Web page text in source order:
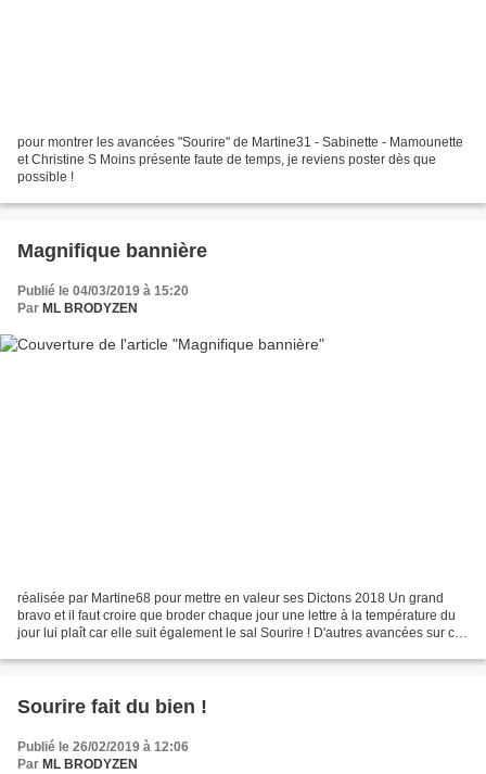
pour montrer les avancées "Sourire" de Martine31 - Sabinette - Mamounette
et Christine S Moins présente faute de temps, je reviens poster dès que
possible !
Magnifique bannière
Publié le 04/03/2019 à 15:20
Par ML BRODYZEN
réalisée par Martine68 pour mettre en valeur ses Dictons 2018 Un grand
bravo et il faut croire que broder chaque jour une lettre à la température du
jour lui plaît car elle suit également le sal Sourire ! D'autres avancées sur ce
Sourire fait du bien !
Publié le 26/02/2019 à 12:06
Par ML BRODYZEN